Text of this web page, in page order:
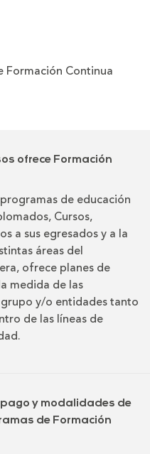
Formación Continua
ofrece Formación
de educación
Cursos,
a sus egresados y a la
áreas del
ofrece planes de
medida de las
y/o entidades tanto
de las líneas de
y modalidades de
de Formación